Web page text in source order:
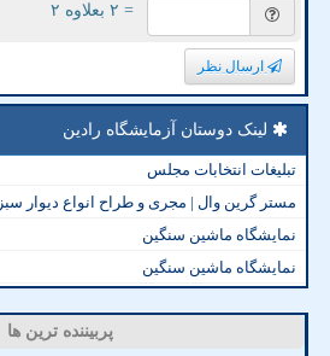
= ۲ بعلاوه ۲
ارسال نظر
لینک دوستان آزمایشگاه رادین
تبلیغات انتخابات مجلس
مستر گرین وال | مجری و طراح انواع دیوار سبز
نمایشگاه ماشین سنگین
نمایشگاه ماشین سنگین
پربیننده ترین ها